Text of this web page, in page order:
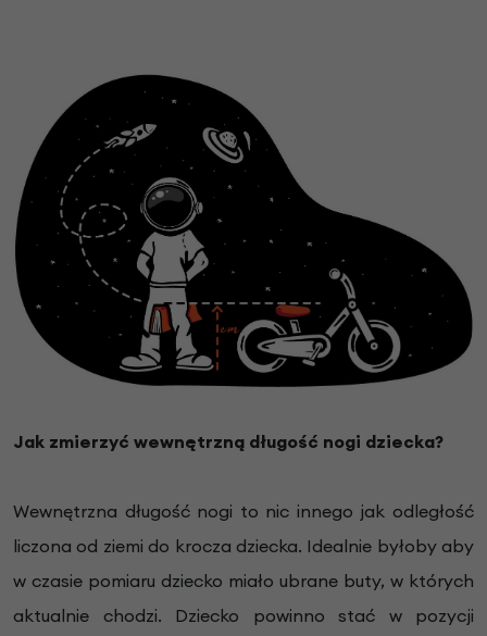
Jak zmierzyć wewnętrzną długość nogi dziecka?
Wewnętrzna długość nogi to nic innego jak odległość
liczona od ziemi do krocza dziecka. Idealnie byłoby aby
w czasie pomiaru dziecko miało ubrane buty, w których
aktualnie chodzi. Dziecko powinno stać w pozycji